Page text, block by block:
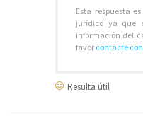
Esta respuesta
jurídico ya que
información del
favor contacte
Resulta útil